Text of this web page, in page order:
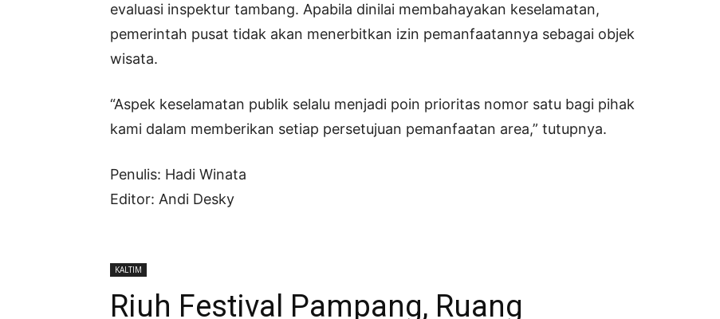
evaluasi inspektur tambang. Apabila dinilai membahayakan keselamatan,
pemerintah pusat tidak akan menerbitkan izin pemanfaatannya sebagai objek
wisata.
“Aspek keselamatan publik selalu menjadi poin prioritas nomor satu bagi pihak
kami dalam memberikan setiap persetujuan pemanfaatan area,” tutupnya.
Penulis: Hadi Winata
Editor: Andi Desky